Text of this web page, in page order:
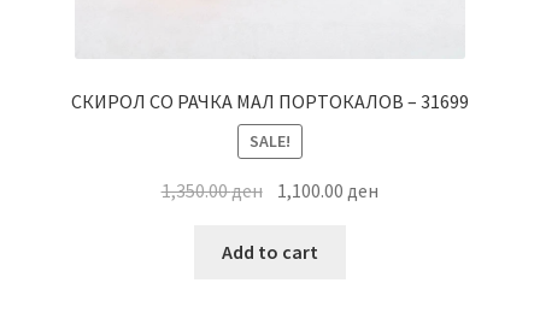
СКИРОЛ СО РАЧКА МАЛ ПОРТОКАЛОВ – 31699
SALE!
1,350.00ден Original
was:
1,100.00ден
Add to cart